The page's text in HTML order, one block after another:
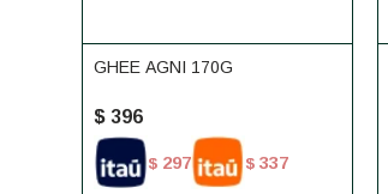
GHEE AGNI 170G
$ 396
$ 297 $ 337